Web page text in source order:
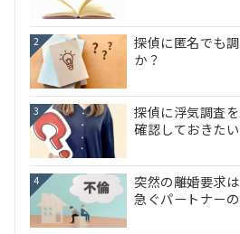
2
探偵に匿名でも
か？
3
探偵に浮気調査
確認しておきた
4
突然の離婚要求
急ぐパートナー